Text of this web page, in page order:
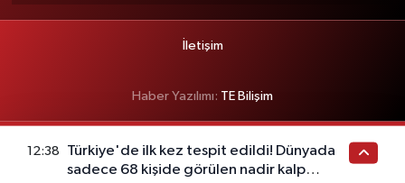
İletişim
Haber Yazılımı: TE Bilişim
12:38
Türkiye'de ilk kez tespit edildi! Dünyada
sadece 68 kişide görülen nadir kalp